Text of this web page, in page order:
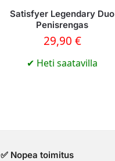
Satisfyer Legendary Duo
Penisrengas
29,90 €
✔ Heti saatavilla
✅ Nopea toimitus